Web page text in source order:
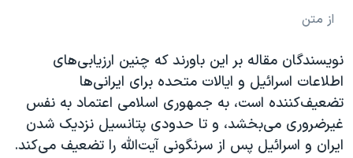
از متن
نویسندگان مقاله بر این باورند که چنین ارزیابی‌های
اطلاعات اسرائیل و ایالات متحده برای ایرانی‌ها
تضعیف‌کننده است، به جمهوری اسلامی اعتماد به نفس
غیر‌ضروری می‌بخشد، و تا حدودی پتانسیل نزدیک شدن
ایران و اسرائیل پس از سرنگونی آیت‌الله را تضعیف می‌کند.